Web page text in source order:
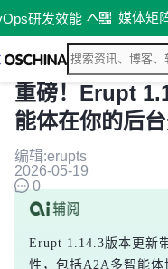
研发效能 媒体矩
重磅！Erupt
能体在你的后
编辑:erupts
2026-05-19
0
Erupt 1.14.3版本更新
性，包括A2A多智能